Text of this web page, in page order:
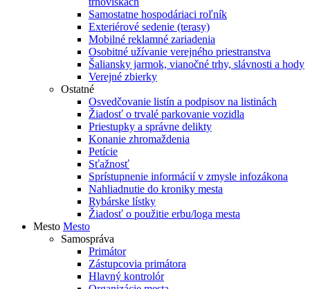
Samostatne hospodáriaci roľník
Exteriérové sedenie (terasy)
Mobilné reklamné zariadenia
Osobitné užívanie verejného priestranstva
Šaliansky jarmok, vianočné trhy, slávnosti a hody
Verejné zbierky
Ostatné
Osvedčovanie listín a podpisov na listinách
Žiadosť o trvalé parkovanie vozidla
Priestupky a správne delikty
Konanie zhromaždenia
Petície
Sťažnosť
Sprístupnenie informácií v zmysle infozákona
Nahliadnutie do kroniky mesta
Rybárske lístky
Žiadosť o použitie erbu/loga mesta
Mesto Mesto
Samospráva
Primátor
Zástupcovia primátora
Hlavný kontrolór